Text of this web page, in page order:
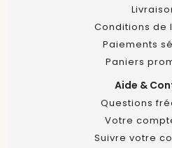
Conditions de
Paiements
Paniers
Aide &
Questions
Votre
Suivre votre